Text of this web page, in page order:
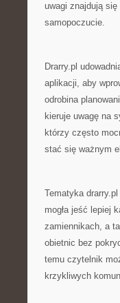
uwagi znajdują się
samopoczucie.
Drarry.pl
aplikacji, aby
odrobina
kieruje uwagę na
którzy często
stać się ważnym
Tematyka
mogła jeść lepiej
zamiennikach, a
obietnic bez
temu czytelnik
krzykliwych